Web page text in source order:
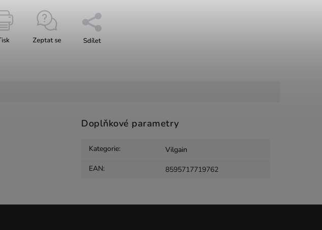
Zeptat se Sdílet
Doplňkové parametry
Kategorie:
Vilgain
EAN: 8595717719762